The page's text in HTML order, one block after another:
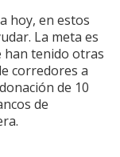
hoy, en estos
La meta es
han tenido otras
corredores a
de 10
de